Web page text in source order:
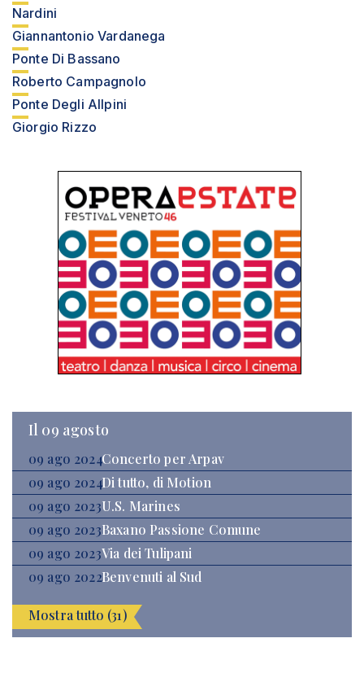
Nardini
Giannantonio Vardanega
Ponte Di Bassano
Roberto Campagnolo
Ponte Degli Allpini
Giorgio Rizzo
Il 09 agosto
09 ago 2024Concerto per Arpav
09 ago 2024Di tutto, di Motion
09 ago 2023U.S. Marines
09 ago 2023Baxano Passione Comune
09 ago 2023Via dei Tulipani
09 ago 2022Benvenuti al Sud
Mostra tutto (31)